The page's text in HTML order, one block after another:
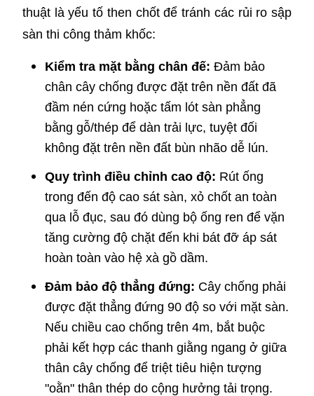
thuật là yếu tố then chốt để tránh các rủi ro sập
sàn thi công thảm khốc:
Kiểm tra mặt bằng chân đế: Đảm bảo
chân cây chống được đặt trên nền đất đã
đầm nén cứng hoặc tấm lót sàn phẳng
bằng gỗ/thép để dàn trải lực, tuyệt đối
không đặt trên nền đất bùn nhão dễ lún.
Quy trình điều chỉnh cao độ: Rút ống
trong đến độ cao sát sàn, xỏ chốt an toàn
qua lỗ đục, sau đó dùng bộ ống ren để vặn
tăng cường độ chặt đến khi bát đỡ áp sát
hoàn toàn vào hệ xà gồ dầm.
Đảm bảo độ thẳng đứng: Cây chống phải
được đặt thẳng đứng 90 độ so với mặt sàn.
Nếu chiều cao chống trên 4m, bắt buộc
phải kết hợp các thanh giằng ngang ở giữa
thân cây chống để triệt tiêu hiện tượng
"oằn" thân thép do cộng hưởng tải trọng.